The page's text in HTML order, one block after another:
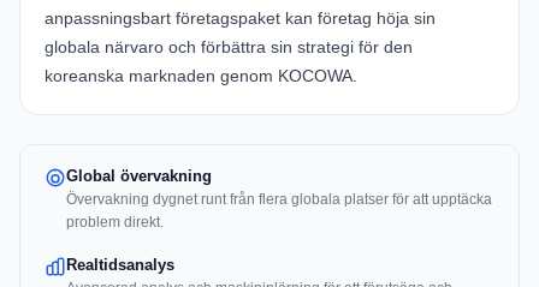
anpassningsbart företagspaket kan företag höja sin
globala närvaro och förbättra sin strategi för den
koreanska marknaden genom KOCOWA.
Global övervakning
Övervakning dygnet runt från flera globala platser för att upptäcka
problem direkt.
Realtidsanalys